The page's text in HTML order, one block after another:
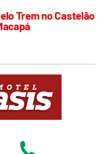
Trem no Castelão